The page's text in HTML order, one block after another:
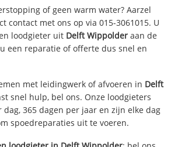
of geen warm water? Aarzel
contact met ons op via 015-3061015. U
loodgieter uit Delft Wippolder aan de
een reparatie of offerte dus snel en
met leidingwerk of afvoeren in Delft
snel hulp, bel ons. Onze loodgieters
365 dagen per jaar en zijn elke dag
spoedreparaties uit te voeren.